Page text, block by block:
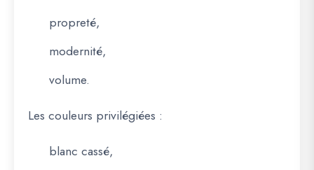
propreté,
modernité,
volume.
Les couleurs privilégiées :
blanc cassé,